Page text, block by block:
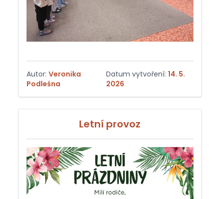
Autor: Veronika
Podleśna
Datum vytvoření: 14. 5.
2026
Letní provoz